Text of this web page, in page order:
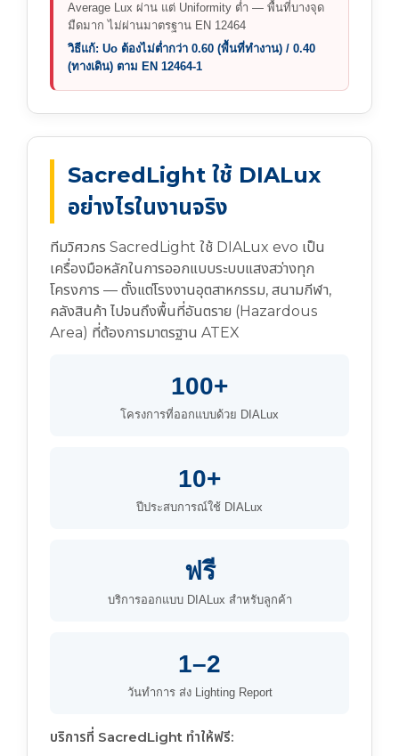
Average Lux ผ่าน แต่ Uniformity ต่ำ — พื้นที่บางจุด
มืดมาก ไม่ผ่านมาตรฐาน EN 12464
วิธีแก้: Uo ต้องไม่ต่ำกว่า 0.60 (พื้นที่ทำงาน) / 0.40
(ทางเดิน) ตาม EN 12464-1
SacredLight ใช้ DIALux
อย่างไรในงานจริง
ทีมวิศวกร SacredLight ใช้ DIALux evo เป็น
เครื่องมือหลักในการออกแบบระบบแสงสว่างทุก
โครงการ — ตั้งแต่โรงงานอุตสาหกรรม, สนามกีฬา,
คลังสินค้า ไปจนถึงพื้นที่อันตราย (Hazardous
Area) ที่ต้องการมาตรฐาน ATEX
100+
โครงการที่ออกแบบด้วย DIALux
10+
ปีประสบการณ์ใช้ DIALux
ฟรี
บริการออกแบบ DIALux สำหรับลูกค้า
1–2
วันทำการ ส่ง Lighting Report
บริการที่ SacredLight ทำให้ฟรี: